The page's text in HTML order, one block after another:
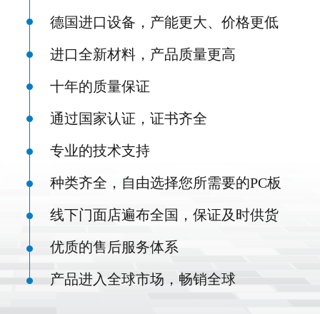
德国进口设备，产能更大、价格更低
进口全新材料，产品质量更高
十年的质量保证
通过国家认证，证书齐全
专业的技术支持
种类齐全，自由选择您所需要的PC板
线下门面店遍布全国，保证及时供货
优质的售后服务体系
产品进入全球市场，畅销全球